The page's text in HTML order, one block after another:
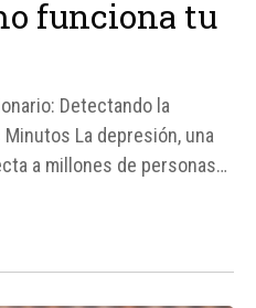
funciona tu
Detectando la
La depresión, una
a millones de personas
embargo, un estudio